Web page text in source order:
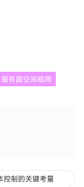
式，随业务
获得折扣。
定期调整配
试环境，提
服务器空间租用
控制的关键考量